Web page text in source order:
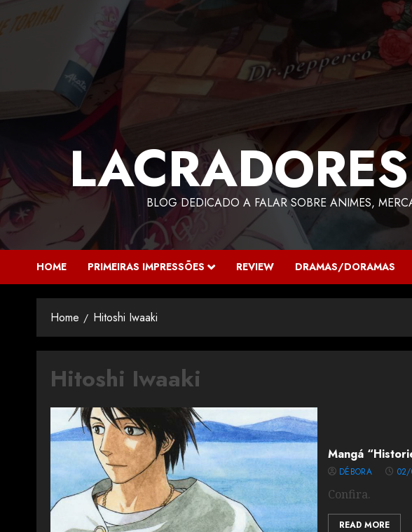
BLOG DEDICADO A FALAR SOBRE ANIMES,
HOME PRIMEIRAS IMPRESSÕES REVIEW DRAMAS/DORAMAS
Home Hitoshi Iwaaki
Hitoshi Iwaaki
Mangá
DÉBORA
Confira.
READ MORE